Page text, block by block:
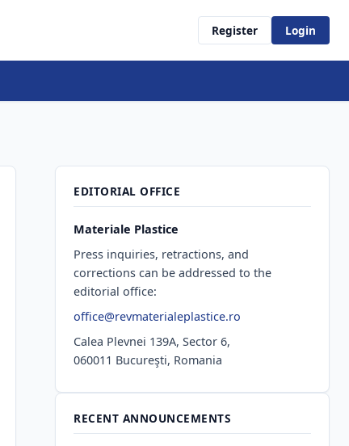
Register Login
EDITORIAL OFFICE
Materiale Plastice
Press inquiries, retractions, and
corrections can be addressed to the
editorial office:
office@revmaterialeplastice.ro
Calea Plevnei 139A, Sector 6,
060011 Bucureşti, Romania
RECENT ANNOUNCEMENTS